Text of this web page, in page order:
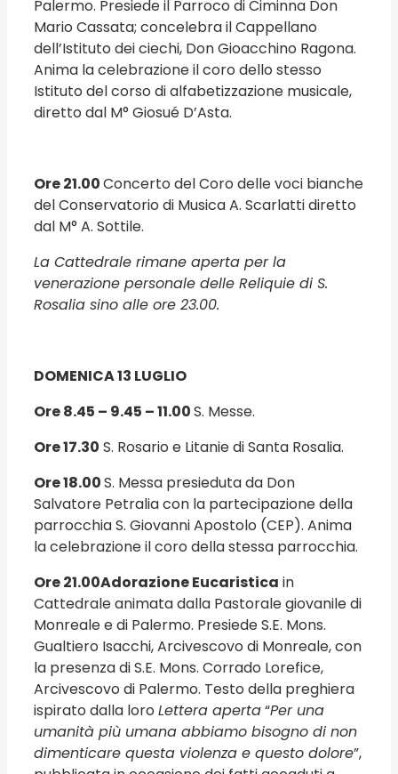
Palermo. Presiede il Parroco di Ciminna Don
Mario Cassata; concelebra il Cappellano
dell’Istituto dei ciechi, Don Gioacchino Ragona.
Anima la celebrazione il coro dello stesso
Istituto del corso di alfabetizzazione musicale,
diretto dal M° Giosué D’Asta.
Ore 21.00Concerto del Coro delle voci bianche
del Conservatorio di Musica A. Scarlatti diretto
dal M° A. Sottile.
La Cattedrale rimane aperta per la
venerazione personale delle Reliquie di S.
Rosalia sino alle ore 23.00.
DOMENICA 13 LUGLIO
Ore 8.45 – 9.45 – 11.00S. Messe.
Ore 17.30 S. Rosario e Litanie di Santa Rosalia.
Ore 18.00S. Messa presieduta da Don
Salvatore Petralia con la partecipazione della
parrocchia S. Giovanni Apostolo (CEP). Anima
la celebrazione il coro della stessa parrocchia.
Ore 21.00Adorazione Eucaristica in
Cattedrale animata dalla Pastorale giovanile di
Monreale e di Palermo. Presiede S.E. Mons.
Gualtiero Isacchi, Arcivescovo di Monreale, con
la presenza di S.E. Mons. Corrado Lorefice,
Arcivescovo di Palermo. Testo della preghiera
ispirato dalla loro Lettera aperta“Per una
umanità più umana abbiamo bisogno di non
dimenticare questa violenza e questo dolore”,